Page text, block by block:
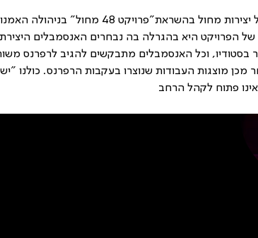
בהשראת"פרויקט 48 מחול" בניהולה האמנותי של דנה רוטנברג.
של הפרויקט היא בהגרלה בה נבחרים האנסמבלים
בסטודיו, וכל האנסמבלים מתבקשים להגיב לרפרנס
פתוח לקהל הרחב